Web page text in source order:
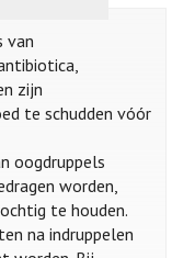
van
zijn
te schudden vóór
oogdruppels
worden,
te houden.
na indruppelen